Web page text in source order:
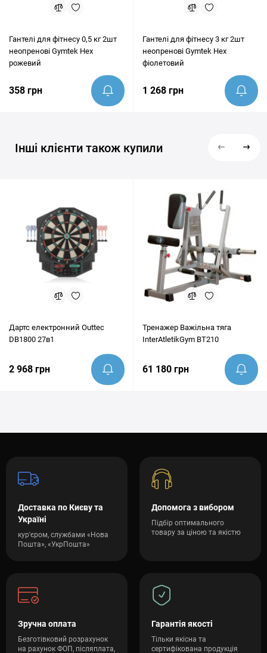
Гантелі для фітнесу 0,5 кг 2шт
неопренові Gymtek Hex
рожевий
358 грн
Гантелі для фітнесу 3 кг 2шт
неопренові Gymtek Hex
фіолетовий
1 268 грн
Інші клієнти також купили
Дартс електронний Outtec
DB1800 27в1
2 968 грн
Тренажер Важільна тяга
InterAtletikGym BT210
61 180 грн
Доставка по Києву та
Україні
кур'єром, службами «Нова
Пошта», «УкрПошта»
Допомога з вибором
Підбір оптимального
товару за ціною та якістю
Зручна оплата
Безготівковий розрахунок
на рахунок ФОП, післяплата,
Гарантія якості
Тільки якісна та
сертифікована продукція